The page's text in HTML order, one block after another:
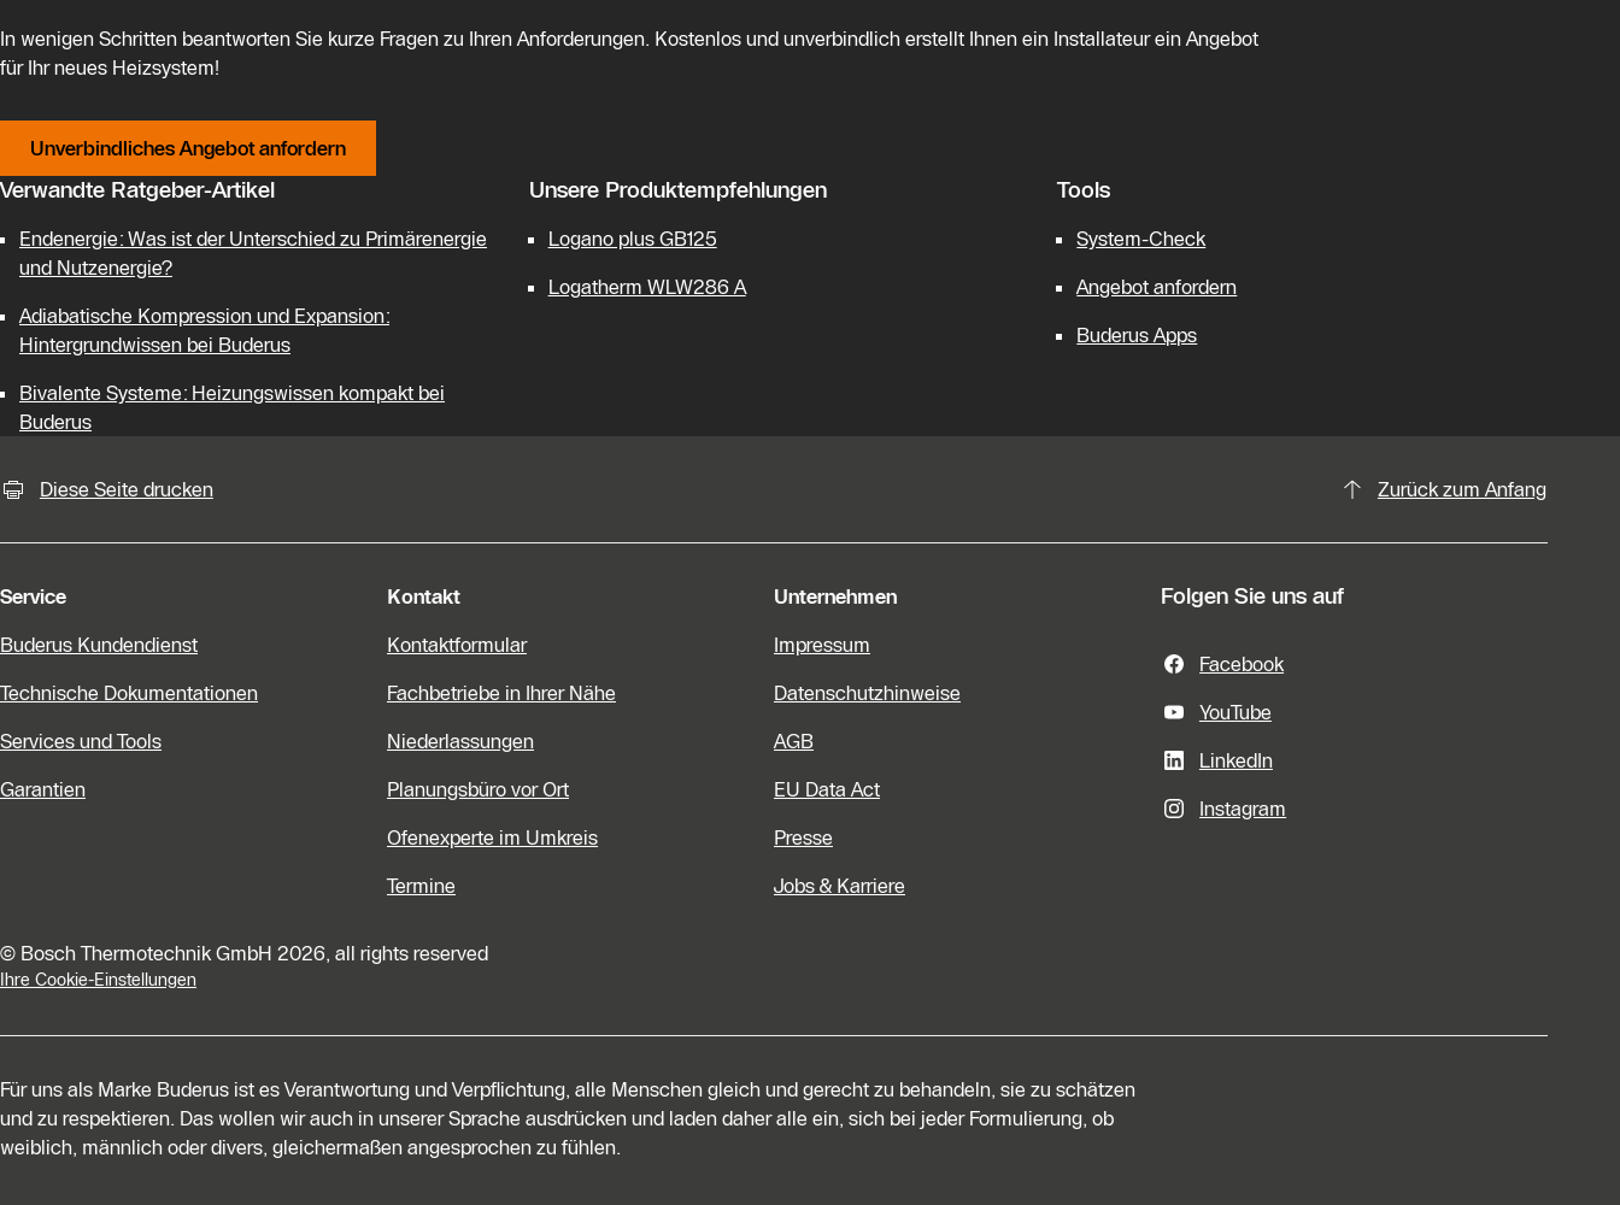
In wenigen Schritten beantworten Sie kurze Fragen zu Ihren Anforderungen. Kostenlos und unverbindlich erstellt Ihnen ein Installateur ein Angebot
für Ihr neues Heizsystem!
Unverbindliches Angebot anfordern
Verwandte Ratgeber-Artikel
Endenergie: Was ist der Unterschied zu Primärenergie
und Nutzenergie?
Adiabatische Kompression und Expansion:
Hintergrundwissen bei Buderus
Bivalente Systeme: Heizungswissen kompakt bei
Buderus
Unsere Produktempfehlungen
Logano plus GB125
Logatherm WLW286 A
Tools
System-Check
Angebot anfordern
Buderus Apps
Diese Seite drucken Zurück zum Anfang
Service
Buderus Kundendienst
Technische Dokumentationen
Services und Tools
Garantien
Kontakt
Kontaktformular
Fachbetriebe in Ihrer Nähe
Niederlassungen
Planungsbüro vor Ort
Ofenexperte im Umkreis
Termine
Unternehmen
Impressum
Datenschutzhinweise
AGB
EU Data Act
Presse
Jobs & Karriere
Folgen Sie uns auf
Facebook
YouTube
LinkedIn
Instagram
© Bosch Thermotechnik GmbH 2026, all rights reserved
Ihre Cookie-Einstellungen
Für uns als Marke Buderus ist es Verantwortung und Verpflichtung, alle Menschen gleich und gerecht zu behandeln, sie zu schätzen
und zu respektieren. Das wollen wir auch in unserer Sprache ausdrücken und laden daher alle ein, sich bei jeder Formulierung, ob
weiblich, männlich oder divers, gleichermaßen angesprochen zu fühlen.